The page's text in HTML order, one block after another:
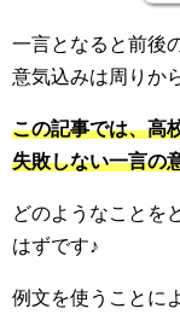
一言となると前後
意気込みは周りか
この記事では、高
失敗しない一言の
どのようなことを
はずです♪
例文を使うことに